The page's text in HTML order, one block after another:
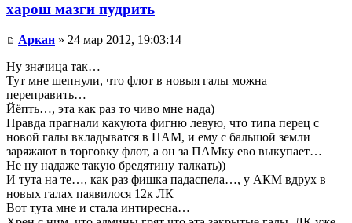
харош мазги пудрить
Аркан » 24 мар 2012, 19:03:14
Ну значица так…
Тут мне шепнули, что флот в новыя галы можна
переправить…
Йёпть…, эта как раз то чиво мне нада)
Правда прагнали какуюта фигню левую, что типа перец с
новой галы вкладыватся в ПАМ, и ему с бальшой земли
заряжают в торговку флот, а он за ПАМку ево выкупает…
Не ну надаже такую бредятину талкать))
И тута на те…, как раз фишка падаспела…, у АКМ вдрух в
новых галах паявилося 12к ЛК
Вот тута мне и стала интиресна…